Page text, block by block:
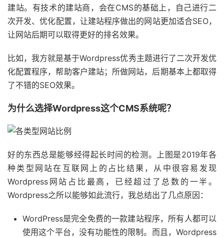
建站。有技术的建站商，会在CMS的基础上，自己进行二
次开发、优化配置，让建站程序做出的网站更加适合SEO，
让网站后期可以取得更好的排名效果。
比如，我方就是基于Wordpress优秀主题进行了二次开发优
化配置程序，帮助客户建站；所做网站，后期基本上都取得
了不错的SEO效果。
为什么选择Wordpress这个CMS系统呢？
好的东西总是能够经得起长时间的检测。上图是2019年各
种类型网站在互联网上的占比结果，从中很容易发现
Wordpress网站占比最高，已经超过了总数的一半。
Wordpress之所以能够如此流行，我总结出了几点原因：
WordPress是完全免费的一款建站程序，所有人都可以
使用这个平台，没有功能性的限制。而且，Wordpress